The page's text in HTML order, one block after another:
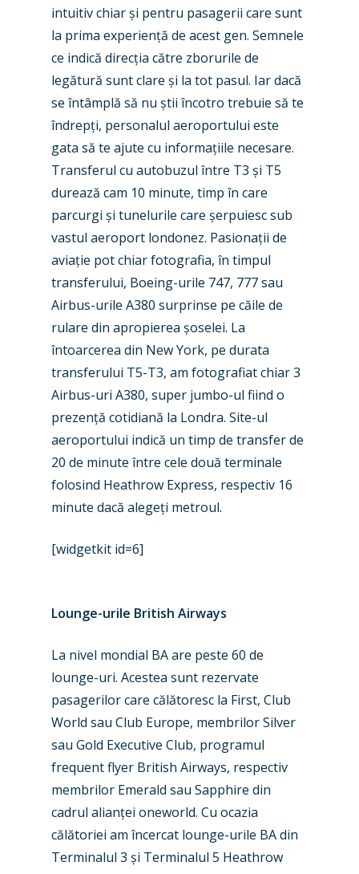
intuitiv chiar și pentru pasagerii care sunt
la prima experiență de acest gen. Semnele
ce indică direcția către zborurile de
legătură sunt clare și la tot pasul. Iar dacă
se întâmplă să nu știi încotro trebuie să te
îndrepți, personalul aeroportului este
gata să te ajute cu informațiile necesare.
Transferul cu autobuzul între T3 și T5
durează cam 10 minute, timp în care
parcurgi și tunelurile care șerpuiesc sub
vastul aeroport londonez. Pasionații de
aviație pot chiar fotografia, în timpul
transferului, Boeing-urile 747, 777 sau
Airbus-urile A380 surprinse pe căile de
rulare din apropierea șoselei. La
întoarcerea din New York, pe durata
transferului T5-T3, am fotografiat chiar 3
Airbus-uri A380, super jumbo-ul fiind o
prezență cotidiană la Londra. Site-ul
aeroportului indică un timp de transfer de
20 de minute între cele două terminale
folosind Heathrow Express, respectiv 16
minute dacă alegeți metroul.
[widgetkit id=6]
Lounge-urile British Airways
La nivel mondial BA are peste 60 de
lounge-uri. Acestea sunt rezervate
pasagerilor care călătoresc la First, Club
World sau Club Europe, membrilor Silver
sau Gold Executive Club, programul
frequent flyer British Airways, respectiv
membrilor Emerald sau Sapphire din
cadrul alianței oneworld. Cu ocazia
călătoriei am încercat lounge-urile BA din
Terminalul 3 și Terminalul 5 Heathrow